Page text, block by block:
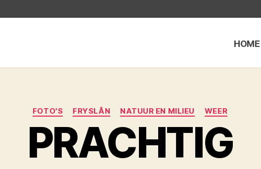
HOME
Categorieën
FOTO'S FRYSLÂN NATUUR EN MILIEU WEER
PRACHTIG